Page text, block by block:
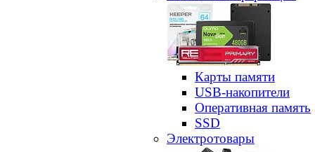
Карты памяти
USB-накопители
Оперативная память
SSD
Электротовары